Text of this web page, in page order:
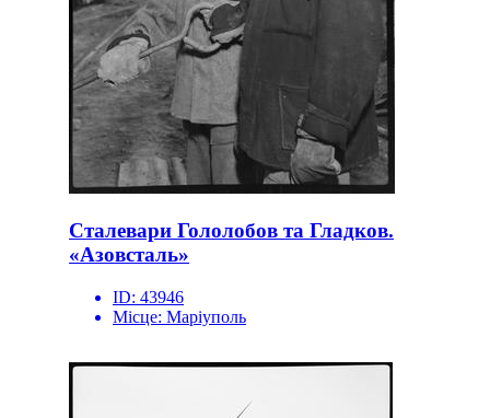
Сталевари Гололобов та Гладков.
«Азовсталь»
ID: 43946
Місце: Маріуполь